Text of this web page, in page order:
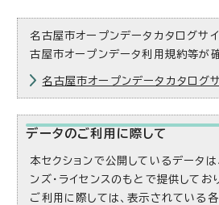
名古屋市オープンデータカタログサイ
古屋市オープンデータ利用規約等が
名古屋市オープンデータカタログ
データのご利用に際して
本セクションで公開しているデータは
ンズ・ライセンスのもとで提供してお
ご利用に際しては、表示されている